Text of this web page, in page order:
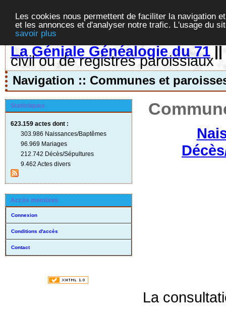
Les cookies nous permettent de faciliter la navigation
et les annonces et d'analyser notre trafic. L'usage du
savoir plus
La Géniale Généalogie du 71||
civil ou de registres paroissiaux
Navigation :: Communes et
Statistiques
623.159 actes dont :
303.986 Naissances/Baptêmes
96.969 Mariages
212.742 Décès/Sépultures
9.462 Actes divers
Accès membres
Connexion
Conditions d'accès
Contact
La